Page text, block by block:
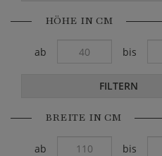
HÖHE IN CM
ab bis
FILTERN
BREITE IN CM
ab bis